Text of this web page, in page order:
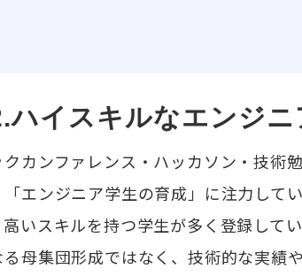
ハイスキルなエンジニ
クカンファレンス・ハッカソン・技術
「エンジニア学生の育成」に注力して
いスキルを持つ学生が多く登録してい
る母集団形成ではなく、技術的な実績